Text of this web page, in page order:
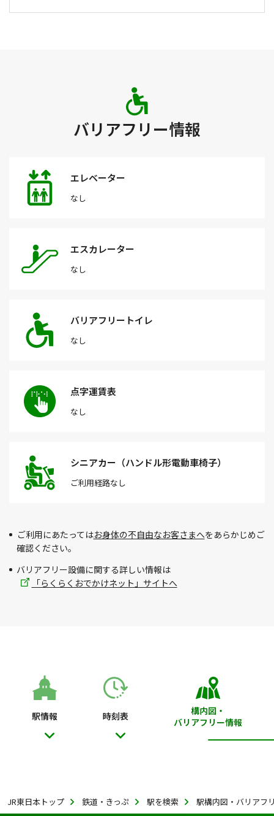
バリアフリー情報
エレベーター
なし
エスカレーター
なし
バリアフリートイレ
なし
点字運賃表
なし
シニアカー（ハンドル形電動車椅子）
ご利用経路なし
ご利用にあたってはお身体の不自由なお客さまへをあらかじめご
確認ください。
バリアフリー設備に関する詳しい情報は
「らくらくおでかけネット」サイトへ
駅情報 時刻表
構内図・
バリアフリー情報
JR東日本トップ 鉄道・きっぷ 駅を検索 駅構内図・バリアフ